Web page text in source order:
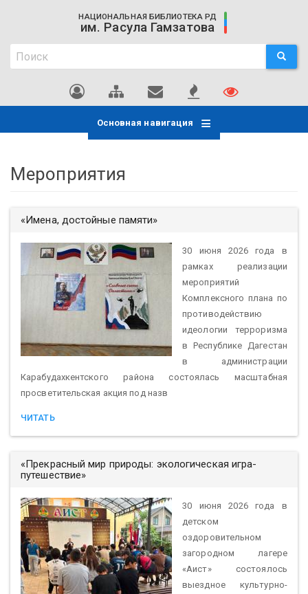
содержанию
НАЦИОНАЛЬНАЯ БИБЛИОТЕКА РД
им. Расула Гамзатова
Поиск
Поиск ПОИСК
Основная навигация
Мероприятия
«Имена, достойные памяти»
30 июня 2026 года в
рамках реализации
мероприятий
Комплексного плана по
противодействию
идеологии терроризма
в Республике Дагестан
в администрации
Карабудахкентского района состоялась масштабная
просветительская акция под назв
ЧИТАТЬ
«Прекрасный мир природы: экологическая игра-
путешествие»
30 июня 2026 года в
детском
оздоровительном
загородном лагере
«Аист» состоялось
выездное культурно-